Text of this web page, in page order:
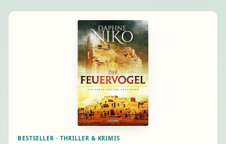
BESTSELLER · THRILLER & KRIMIS